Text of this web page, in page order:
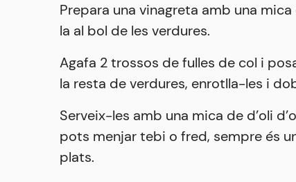
Prepara una vinagreta amb una
la al bol de les verdures.
Agafa 2 trossos de fulles de col i
la resta de verdures, enrotlla-les i
Serveix-les amb una mica de d’oli
pots menjar tebi o fred, sempre és
plats.